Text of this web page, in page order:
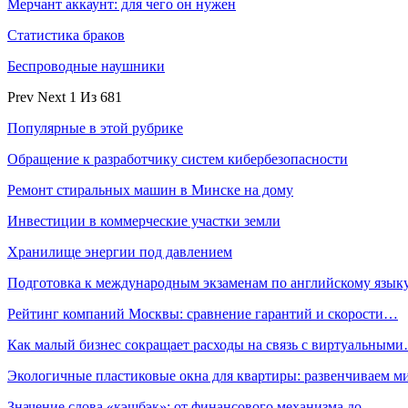
Мерчант аккаунт: для чего он нужен
Статистика браков
Беспроводные наушники
Prev Next 1 Из 681
Популярные в этой рубрике
Обращение к разработчику систем кибербезопасности
Ремонт стиральных машин в Минске на дому
Инвестиции в коммерческие участки земли
Хранилище энергии под давлением
Подготовка к международным экзаменам по английскому
Рейтинг компаний Москвы: сравнение гарантий и скорости…
Как малый бизнес сокращает расходы на связь с
Экологичные пластиковые окна для квартиры: развенчиваем